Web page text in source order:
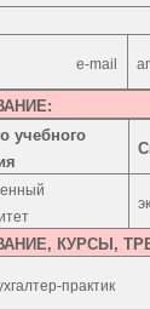
e-mail
учебного
КУРСЫ,
практик